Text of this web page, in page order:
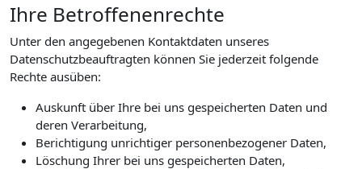
Ihre Betroffenenrechte
Unter den angegebenen Kontaktdaten unseres
Datenschutzbeauftragten können Sie jederzeit folgende
Rechte ausüben:
Auskunft über Ihre bei uns gespeicherten Daten und
deren Verarbeitung,
Berichtigung unrichtiger personenbezogener Daten,
Löschung Ihrer bei uns gespeicherten Daten,